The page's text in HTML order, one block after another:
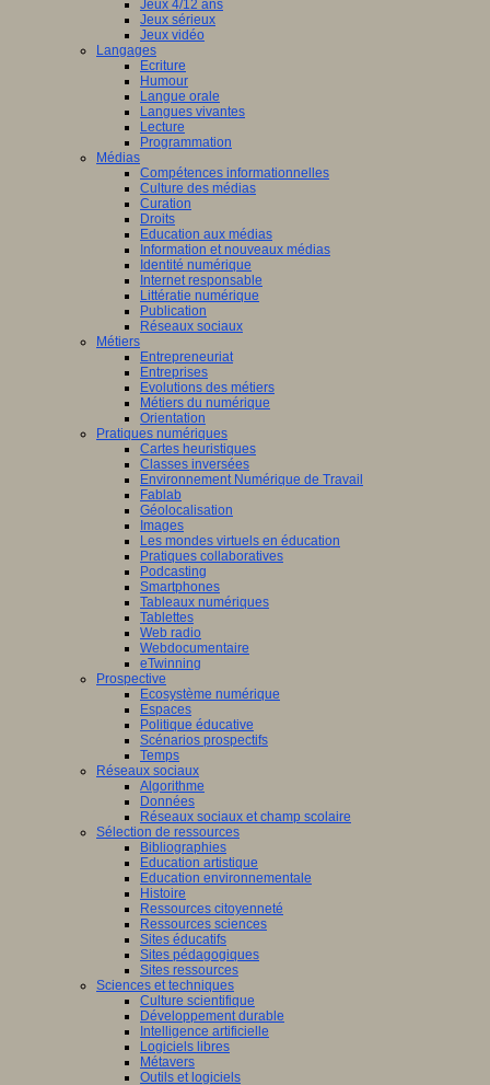
Jeux 4/12 ans
Jeux sérieux
Jeux vidéo
Langages
Ecriture
Humour
Langue orale
Langues vivantes
Lecture
Programmation
Médias
Compétences informationnelles
Culture des médias
Curation
Droits
Education aux médias
Information et nouveaux médias
Identité numérique
Internet responsable
Littératie numérique
Publication
Réseaux sociaux
Métiers
Entrepreneuriat
Entreprises
Evolutions des métiers
Métiers du numérique
Orientation
Pratiques numériques
Cartes heuristiques
Classes inversées
Environnement Numérique de Travail
Fablab
Géolocalisation
Images
Les mondes virtuels en éducation
Pratiques collaboratives
Podcasting
Smartphones
Tableaux numériques
Tablettes
Web radio
Webdocumentaire
eTwinning
Prospective
Ecosystème numérique
Espaces
Politique éducative
Scénarios prospectifs
Temps
Réseaux sociaux
Algorithme
Données
Réseaux sociaux et champ scolaire
Sélection de ressources
Bibliographies
Education artistique
Education environnementale
Histoire
Ressources citoyenneté
Ressources sciences
Sites éducatifs
Sites pédagogiques
Sites ressources
Sciences et techniques
Culture scientifique
Développement durable
Intelligence artificielle
Logiciels libres
Métavers
Outils et logiciels